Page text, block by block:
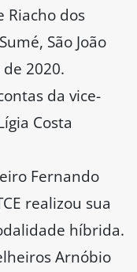
Riacho dos
São João
2020.
da vice-
Costa
Fernando
realizou sua
híbrida.
Arnóbio